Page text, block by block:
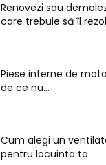
Renovezi sau
care trebuie să îl
Piese interne de
de ce nu...
Cum alegi un
pentru locuinta ta